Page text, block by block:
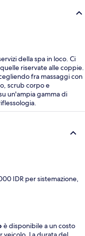
della spa in loco. Ci
riservate alle coppie.
fra massaggi con
scrub corpo e
un'ampia gamma di
IDR per sistemazione,
è disponibile a un costo